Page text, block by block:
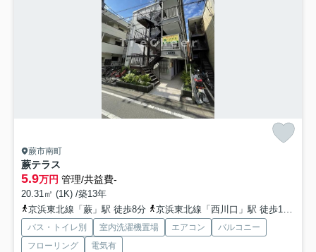
蕨市南町
蕨テラス
5.9万円 管理/共益費-
20.31㎡ (1K) /築13年
京浜東北線「蕨」駅 徒歩8分
京浜東北線「西川口」駅 徒歩15分
バス・トイレ別 室内洗濯機置場 エアコン
バルコニー
フローリング
電気有